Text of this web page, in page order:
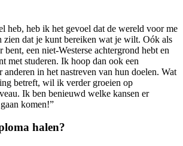
heb, heb ik het gevoel dat de wereld voor me
zien dat je kunt bereiken wat je wilt. Oók als
bent, een niet-Westerse achtergrond hebt en
met studeren. Ik hoop dan ook een
in het nastreven van hun doelen. Wat
betreft, wil ik verder groeien op
Ik ben benieuwd welke kansen er
komen!”
halen?